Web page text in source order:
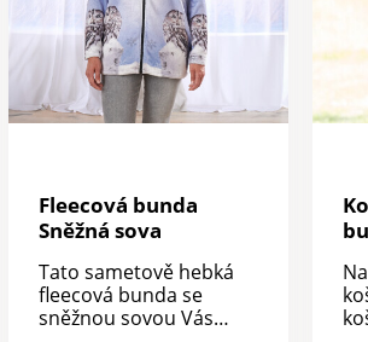
Fleecová bunda
Sněžná sova
Tato sametově hebká
fleecová bunda se
sněžnou sovou Vás